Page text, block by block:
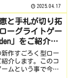
するゲームがこちら
ームの情報プレイし
2025.04.17
と手札が切り拓
ーグライトゲー
」をご紹介
#3作すごろく型ロー
介します。このコ
ムという事で今回